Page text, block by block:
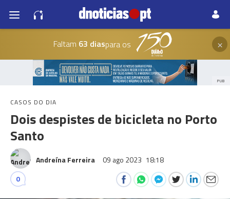
Faltam 63 diaspara os ×
PUB
CASOS DO DIA
Dois despistes de bicicleta no Porto
Santo
Andreína Ferreira 09 ago 2023 18:18
0